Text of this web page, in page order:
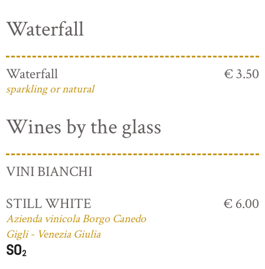
Waterfall
Waterfall
sparkling or natural
€ 3.50
Wines by the glass
VINI BIANCHI
STILL WHITE
Azienda vinicola Borgo Canedo
Gigli - Venezia Giulia
€ 6.00